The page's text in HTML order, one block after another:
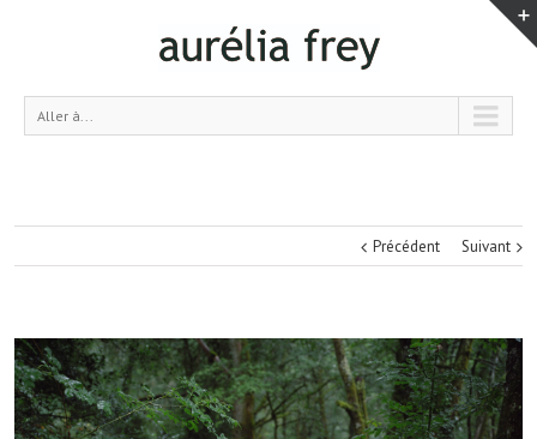
Aller à...
Précédent Suivant